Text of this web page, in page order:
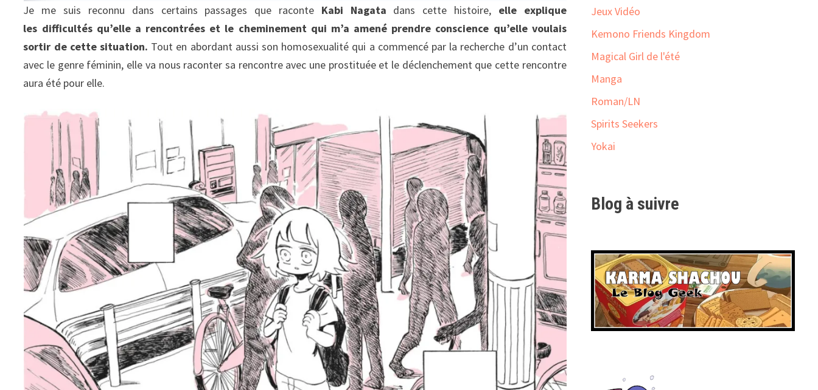
Je me suis reconnu dans certains passages que raconte Kabi Nagata dans cette histoire, elle explique
les difficultés qu’elle a rencontrées et le cheminement qui m’a amené prendre conscience qu’elle voulais
sortir de cette situation. Tout en abordant aussi son homosexualité qui a commencé par la recherche d’un contact
avec le genre féminin, elle va nous raconter sa rencontre avec une prostituée et le déclenchement que cette rencontre
aura été pour elle.
Jeux Vidéo
Kemono Friends Kingdom
Magical Girl de l'été
Manga
Roman/LN
Spirits Seekers
Yokai
Blog à suivre